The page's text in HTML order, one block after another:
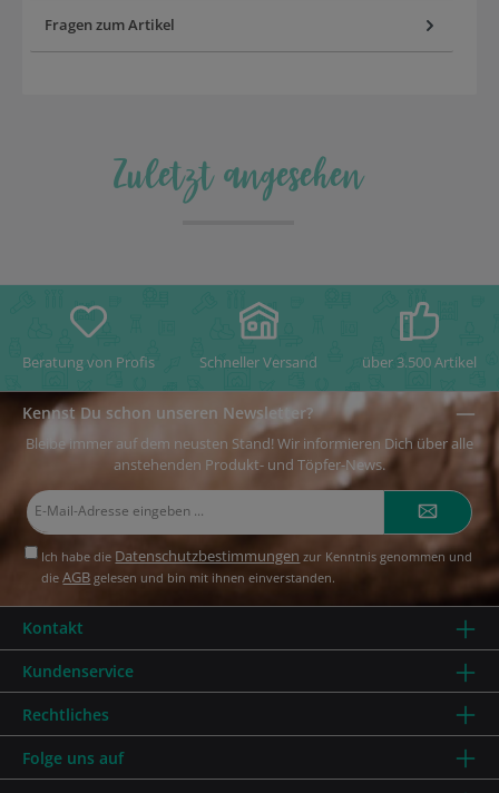
Fragen zum Artikel
Zuletzt angesehen
Beratung von Profis Schneller Versand über 3.500 Artikel
Kennst Du schon unseren Newsletter?
Bleibe immer auf dem neusten Stand! Wir informieren Dich über alle
anstehenden Produkt- und Töpfer-News.
Ich habe die Datenschutzbestimmungen zur Kenntnis genommen und
dieAGB gelesen und bin mit ihnen einverstanden.
Kundenservice
Rechtliches
Kontakt
Folge uns auf